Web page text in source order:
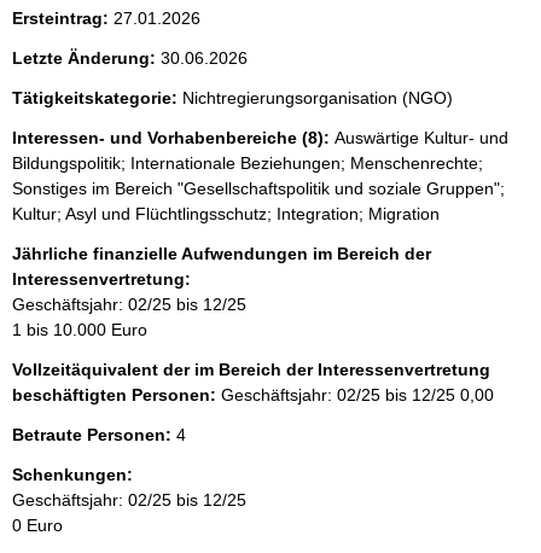
Ersteintrag: 27.01.2026
Letzte Änderung: 30.06.2026
Tätigkeitskategorie: Nichtregierungsorganisation (NGO)
Interessen- und Vorhabenbereiche (8): Auswärtige Kultur- und
Bildungspolitik; Internationale Beziehungen; Menschenrechte;
Sonstiges im Bereich "Gesellschaftspolitik und soziale Gruppen";
Kultur; Asyl und Flüchtlingsschutz; Integration; Migration
Jährliche finanzielle Aufwendungen im Bereich der
Interessenvertretung:
Geschäftsjahr: 02/25 bis 12/25
1 bis 10.000 Euro
Vollzeitäquivalent der im Bereich der Interessenvertretung
beschäftigten Personen: Geschäftsjahr: 02/25 bis 12/25 0,00
Betraute Personen: 4
Schenkungen:
Geschäftsjahr: 02/25 bis 12/25
0 Euro